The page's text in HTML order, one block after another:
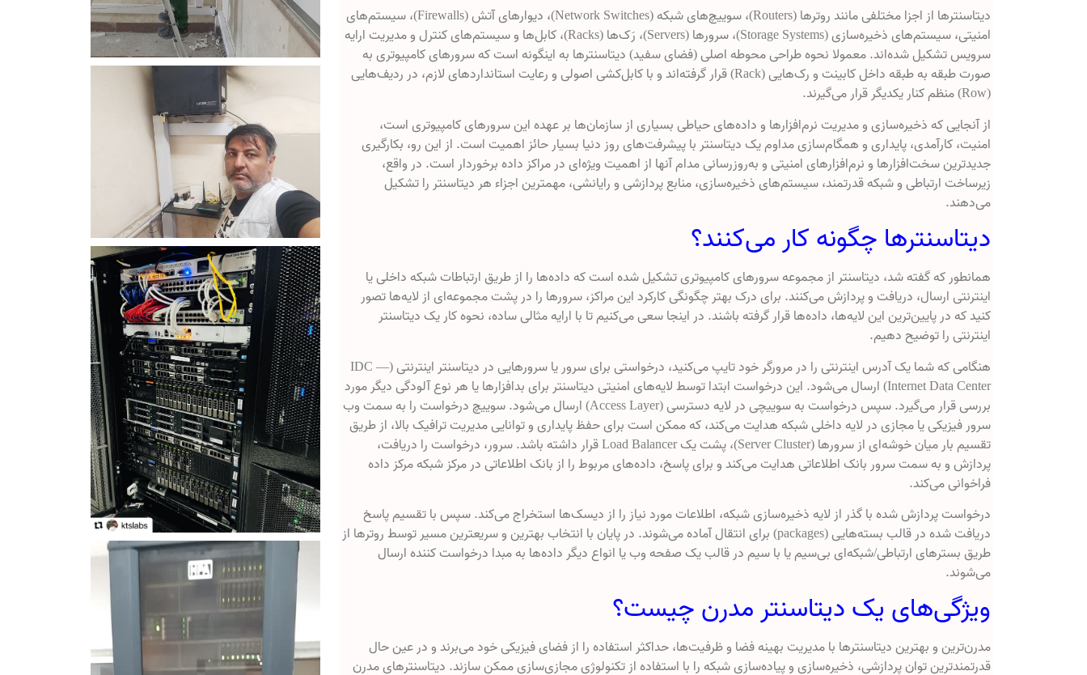
دیتاسنترها از اجزا مختلفی مانند روترها (Routers)، سوییچ‌های شبکه (Network Switches)، دیوارهای آتش (Firewalls)، سیستم‌های
امنیتی، سیستم‌های ذخیره‌سازی (Storage Systems)، سرورها (Servers)، رَک‌ها (Racks)، کابل‌ها و سیستم‌های کنترل و مدیریت ارایه
سرویس تشکیل شده‌اند. معمولا نحوه طراحی محوطه اصلی (فضای سفید) دیتاسنترها به اینگونه است که سرورهای کامپیوتری به
صورت طبقه به طبقه داخل کابینت و رک‌هایی (Rack) قرار گرفته‌اند و با کابل‌کشی اصولی و رعایت استانداردهای لازم، در ردیف‌هایی
(Row) منظم کنار یکدیگر قرار می‌گیرند.
از آنجایی که ذخیره‌سازی و مدیریت نرم‌افزارها و داده‌های حیاطی بسیاری از سازمان‌ها بر عهده این سرورهای کامپیوتری است،
امنیت، کارآمدی، پایداری و همگام‌سازی مداوم یک دیتاسنتر با پیشرفت‌های روز دنیا بسیار حائز اهمیت است. از این رو، بکارگیری
جدیدترین سخت‌افزارها و نرم‌افزارهای امنیتی و به‌روزرسانی مدام آنها از اهمیت ویژه‌ای در مراکز داده برخوردار است. در واقع،
زیرساخت ارتباطی و شبکه قدرتمند، سیستم‌های ذخیره‌سازی، منابع پردازشی و رایانشی، مهمترین اجزاء هر دیتاسنتر را تشکیل
می‌دهند.
دیتاسنترها چگونه کار می‌کنند؟
همانطور که گفته شد، دیتاسنتر از مجموعه‌ سرورهای کامپیوتری تشکیل شده است که داده‌ها را از طریق ارتباطات شبکه‌ داخلی یا
اینترنتی ارسال، دریافت و پردازش می‌کنند. برای درک بهتر چگونگی کارکرد این مراکز، سرورها را در پشت مجموعه‌ای از لایه‌ها تصور
کنید که در پایین‌ترین این لایه‌ها، داده‌ها قرار گرفته باشند. در اینجا سعی می‌کنیم تا با ارایه مثالی ساده، نحوه کار یک دیتاسنتر
اینترنتی را توضیح دهیم.
هنگامی که شما یک آدرس اینترنتی را در مرورگر خود تایپ می‌کنید، درخواستی برای سرور یا سرورهایی در دیتاسنتر اینترنتی (IDC —
Internet Data Center) ارسال می‌شود. این درخواست ابتدا توسط لایه‌های امنیتی دیتاسنتر برای بدافزارها یا هر نوع آلودگی دیگر مورد
بررسی قرار می‌گیرد. سپس درخواست به سوییچی در لایه دسترسی (Access Layer) ارسال می‌شود. سوییچ درخواست را به سمت وب
سرور فیزیکی یا مجازی در لایه داخلی شبکه هدایت می‌کند، که ممکن است برای حفظ پایداری و توانایی مدیریت ترافیک بالا، از طریق
تقسیم بار میان خوشه‌ای از سرورها (Server Cluster)، پشت یک Load Balancer قرار داشته باشد. سرور، درخواست را دریافت،
پردازش و به سمت سرور بانک اطلاعاتی هدایت می‌کند و برای پاسخ، داده‌های مربوط را از بانک اطلاعاتی در مرکز شبکه مرکز داده
فراخوانی می‌کند.
درخواست پردازش شده با گذر از لایه ذخیره‌سازی شبکه، اطلاعات مورد نیاز را از دیسک‌ها استخراج می‌کند. سپس با تقسیم پاسخ
دریافت شده در قالب بسته‌هایی (packages) برای انتقال آماده می‌شوند. در پایان با انتخاب بهترین و سریعترین مسیر توسط روترها از
طریق بسترهای ارتباطی/شبکه‌ای بی‌سیم یا با سیم در قالب یک صفحه وب یا انواع دیگر داده‌ها به مبدا درخواست کننده ارسال
می‌شوند.
ویژگی‌های یک دیتاسنتر مدرن چیست؟
مدرن‌ترین و بهترین دیتاسنترها با مدیریت بهینه فضا و ظرفیت‌ها، حداکثر استفاده را از فضای فیزیکی خود می‌برند و در عین حال
قدرتمندترین توان پردازشی، ذخیره‌سازی و پیاده‌سازی شبکه را با استفاده از تکنولوژی مجازی‌سازی ممکن سازند. دیتاسنترهای مدرن